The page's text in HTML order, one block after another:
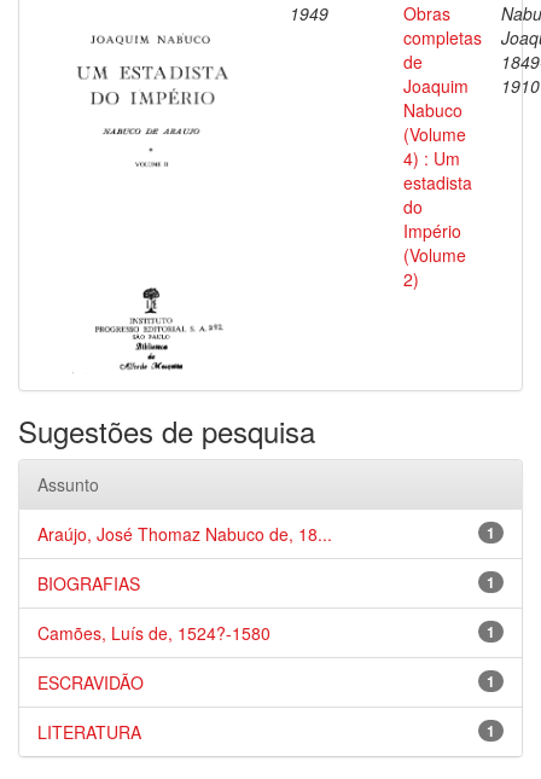
1949
Obras
completas
de
Joaquim
Nabuco
(Volume
4) : Um
estadista
do
Império
(Volume
2)
1910
Sugestões de pesquisa
Assunto
1
Araújo, José Thomaz Nabuco de, 18...
1
BIOGRAFIAS
1
Camões, Luís de, 1524?-1580
1
ESCRAVIDÃO
1
LITERATURA